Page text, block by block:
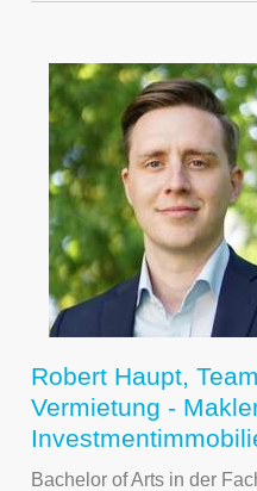
Robert Haupt,
Vermietung -
Bachelor of Arts in der